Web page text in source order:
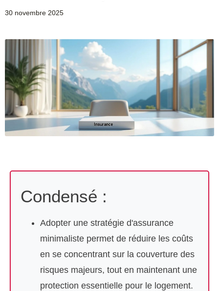
30 novembre 2025
Condensé :
Adopter une stratégie d'assurance
minimaliste permet de réduire les coûts
en se concentrant sur la couverture des
risques majeurs, tout en maintenant une
protection essentielle pour le logement.